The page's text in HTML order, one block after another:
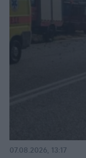
07.08.2026, 13:17